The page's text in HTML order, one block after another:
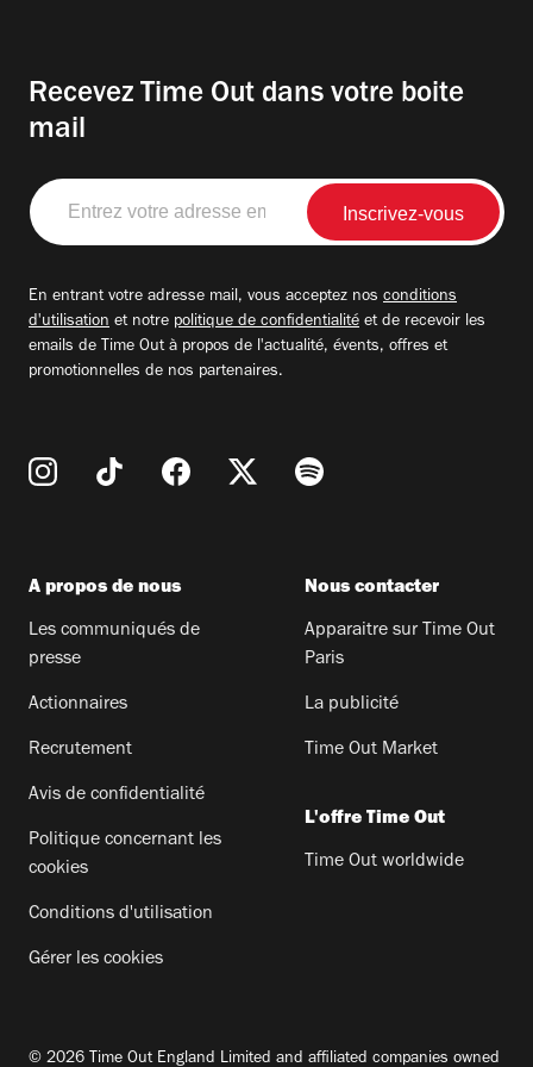
Recevez Time Out dans votre boite
mail
Entrez
votre
adresse
En entrant votre adresse mail, vous acceptez nos conditions
d'utilisation et notre politique de confidentialité et de recevoir les
emails de Time Out à propos de l'actualité, évents, offres et
promotionnelles de nos partenaires.
A propos de nous
Les communiqués de
presse
Actionnaires
Recrutement
Avis de confidentialité
Politique concernant les
cookies
Conditions d'utilisation
Gérer les cookies
Nous contacter
Apparaitre sur Time Out
Paris
La publicité
Time Out Market
L'offre Time Out
Time Out worldwide
© 2026 Time Out England Limited and affiliated companies owned